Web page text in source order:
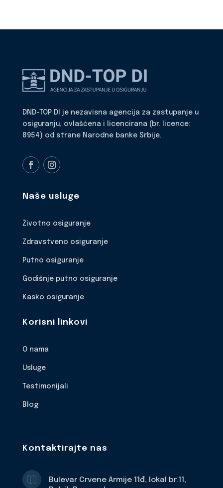
DND-TOP DI je nezavisna agencija za zastupanje u
osiguranju, ovlašćena i licencirana (br. licence:
8954) od strane Narodne banke Srbije.
Naše usluge
Životno osiguranje
Zdravstveno osiguranje
Putno osiguranje
Godišnje putno osiguranje
Kasko osiguranje
Korisni linkovi
O nama
Usluge
Testimonijali
Blog
Kontaktirajte nas
Bulevar Crvene Armije 11đ, lokal br.11,